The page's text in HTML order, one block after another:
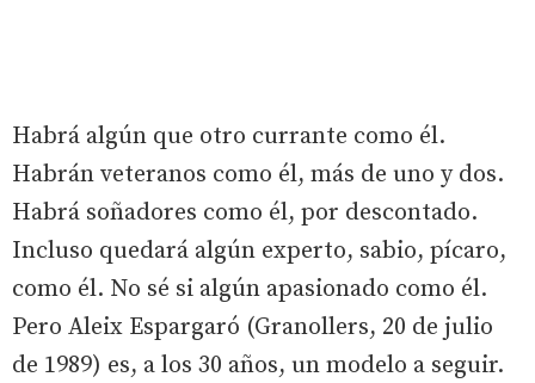
Habrá algún que otro currante como él.
Habrán veteranos como él, más de uno y dos.
Habrá soñadores como él, por descontado.
Incluso quedará algún experto, sabio, pícaro,
como él. No sé si algún apasionado como él.
Pero Aleix Espargaró (Granollers, 20 de julio
de 1989) es, a los 30 años, un modelo a seguir.